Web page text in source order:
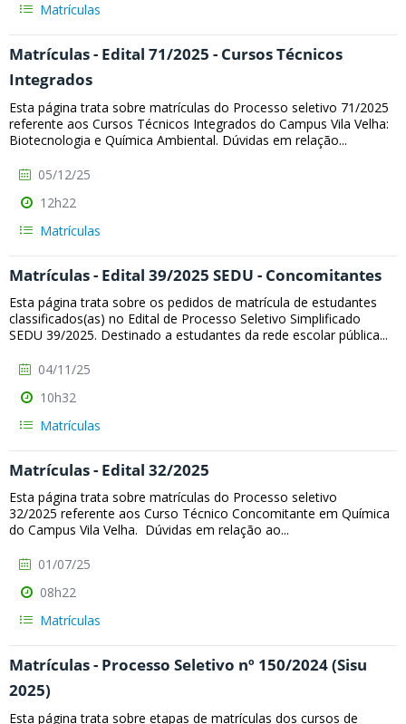
Matrículas
Matrículas - Edital 71/2025 - Cursos Técnicos
Integrados
Esta página trata sobre matrículas do Processo seletivo 71/2025
referente aos Cursos Técnicos Integrados do Campus Vila Velha:
Biotecnologia e Química Ambiental. Dúvidas em relação...
05/12/25
12h22
Matrículas
Matrículas - Edital 39/2025 SEDU - Concomitantes
Esta página trata sobre os pedidos de matrícula de estudantes
classificados(as) no Edital de Processo Seletivo Simplificado
SEDU 39/2025. Destinado a estudantes da rede escolar pública...
04/11/25
10h32
Matrículas
Matrículas - Edital 32/2025
Esta página trata sobre matrículas do Processo seletivo
32/2025 referente aos Curso Técnico Concomitante em Química
do Campus Vila Velha. Dúvidas em relação ao...
01/07/25
08h22
Matrículas
Matrículas - Processo Seletivo nº 150/2024 (Sisu
2025)
Esta página trata sobre etapas de matrículas dos cursos de